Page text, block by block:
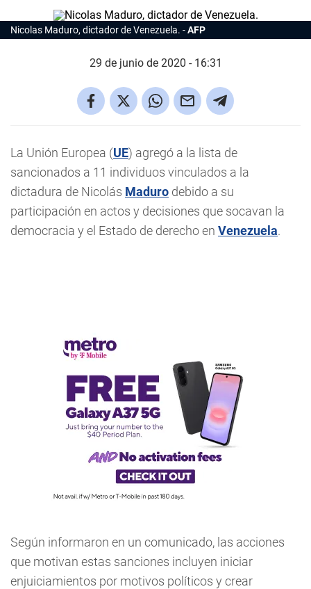
Nicolas Maduro, dictador de Venezuela. AFP
29 de junio de 2020 - 16:31
La Unión Europea (UE) agregó a la lista de
sancionados a 11 individuos vinculados a la
dictadura de Nicolás Maduro debido a su
participación en actos y decisiones que socavan la
democracia y el Estado de derecho en Venezuela.
Según informaron en un comunicado, las acciones
que motivan estas sanciones incluyen iniciar
enjuiciamientos por motivos políticos y crear